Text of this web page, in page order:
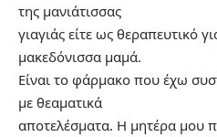
της μανιάτισσας
γιαγιάς είτε ως θεραπευτικό
μακεδόνισσα μαμά.
Είναι το φάρμακο που έχω
με θεαματικά
αποτελέσματα. Η μητέρα μου